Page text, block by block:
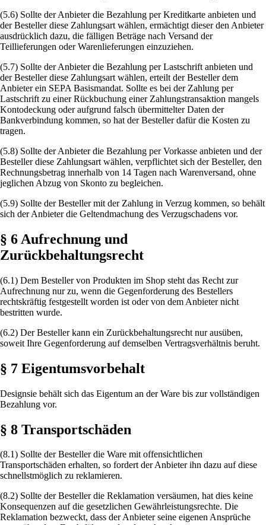
(5.6) Sollte der Anbieter die Bezahlung per Kreditkarte anbieten und
der Besteller diese Zahlungsart wählen, ermächtigt dieser den Anbieter
ausdrücklich dazu, die fälligen Beträge nach Versand der
Teillieferungen oder Warenlieferungen einzuziehen.
(5.7) Sollte der Anbieter die Bezahlung per Lastschrift anbieten und
der Besteller diese Zahlungsart wählen, erteilt der Besteller dem
Anbieter ein SEPA Basismandat. Sollte es bei der Zahlung per
Lastschrift zu einer Rückbuchung einer Zahlungstransaktion mangels
Kontodeckung oder aufgrund falsch übermittelter Daten der
Bankverbindung kommen, so hat der Besteller dafür die Kosten zu
tragen.
(5.8) Sollte der Anbieter die Bezahlung per Vorkasse anbieten und der
Besteller diese Zahlungsart wählen, verpflichtet sich der Besteller, den
Rechnungsbetrag innerhalb von 14 Tagen nach Warenversand, ohne
jeglichen Abzug von Skonto zu begleichen.
(5.9) Sollte der Besteller mit der Zahlung in Verzug kommen, so behält
sich der Anbieter die Geltendmachung des Verzugschadens vor.
§ 6 Aufrechnung und
Zurückbehaltungsrecht
(6.1) Dem Besteller von Produkten im Shop steht das Recht zur
Aufrechnung nur zu, wenn die Gegenforderung des Bestellers
rechtskräftig festgestellt worden ist oder von dem Anbieter nicht
bestritten wurde.
(6.2) Der Besteller kann ein Zurückbehaltungsrecht nur ausüben,
soweit Ihre Gegenforderung auf demselben Vertragsverhältnis beruht.
§ 7 Eigentumsvorbehalt
Designsie behält sich das Eigentum an der Ware bis zur vollständigen
Bezahlung vor.
§ 8 Transportschäden
(8.1) Sollte der Besteller die Ware mit offensichtlichen
Transportschäden erhalten, so fordert der Anbieter ihn dazu auf diese
schnellstmöglich zu reklamieren.
(8.2) Sollte der Besteller die Reklamation versäumen, hat dies keine
Konsequenzen auf die gesetzlichen Gewährleistungsrechte. Die
Reklamation bezweckt, dass der Anbieter seine eigenen Ansprüche